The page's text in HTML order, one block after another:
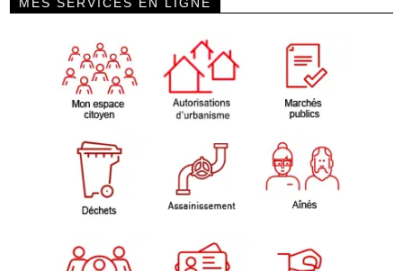
MES SERVICES EN LIGNE